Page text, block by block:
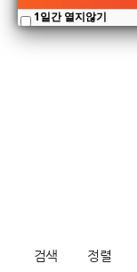
검색 정렬
1일간 열지않기